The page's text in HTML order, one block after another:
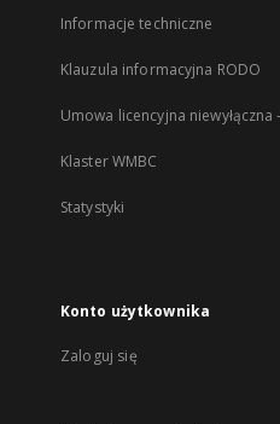
Informacje techniczne
Klauzula informacyjna RODO
Umowa licencyjna niewyłączna
Klaster WMBC
Statystyki
Konto użytkownika
Zaloguj się